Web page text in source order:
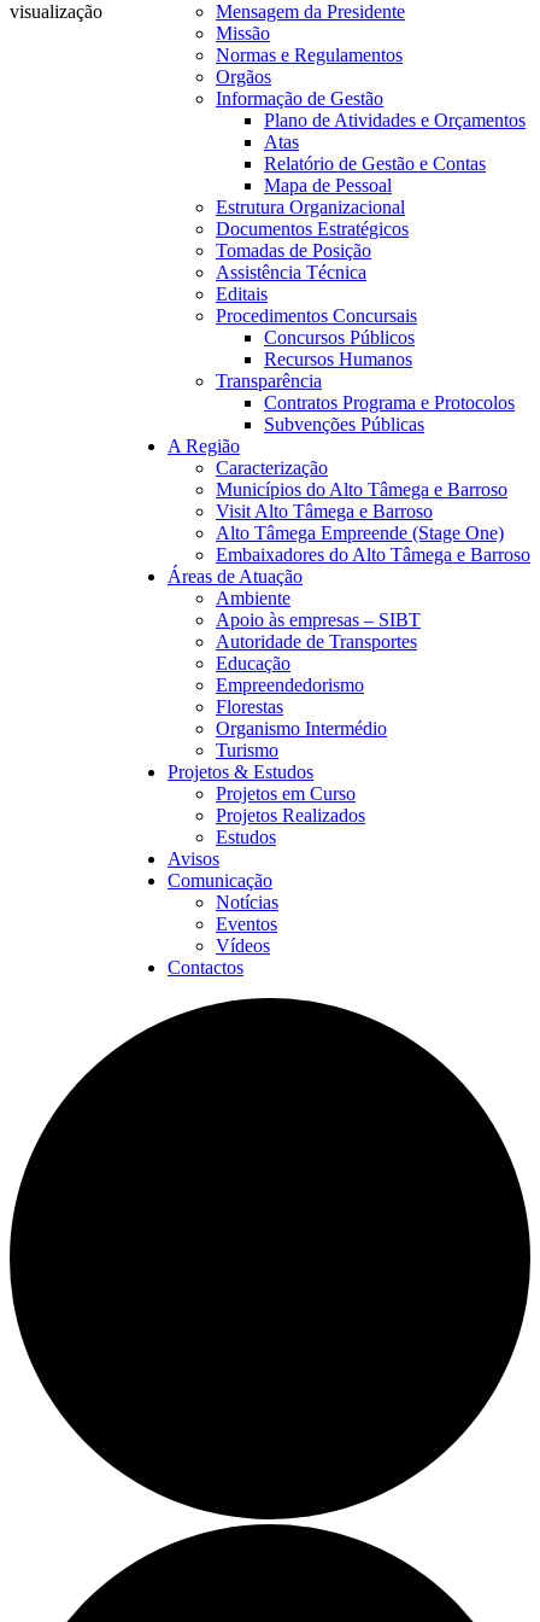
Mensagem da Presidente
Missão
Normas e Regulamentos
Orgãos
Informação de Gestão
Plano de Atividades e Orçamentos
Atas
Relatório de Gestão e Contas
Mapa de Pessoal
Estrutura Organizacional
Documentos Estratégicos
Tomadas de Posição
Assistência Técnica
Editais
Procedimentos Concursais
Concursos Públicos
Recursos Humanos
Transparência
Contratos Programa e Protocolos
Subvenções Públicas
A Região
Caracterização
Municípios do Alto Tâmega e Barroso
Visit Alto Tâmega e Barroso
Alto Tâmega Empreende (Stage One)
Embaixadores do Alto Tâmega e Barroso
Áreas de Atuação
Ambiente
Apoio às empresas – SIBT
Autoridade de Transportes
Educação
Empreendedorismo
Florestas
Organismo Intermédio
Turismo
Projetos & Estudos
Projetos em Curso
Projetos Realizados
Estudos
Avisos
Comunicação
Notícias
Eventos
Vídeos
Contactos
visualização